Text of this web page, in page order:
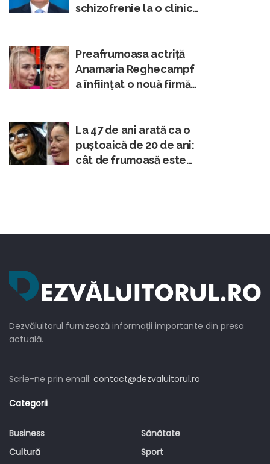
schizofrenie la o clinică
Române
Preafrumoasa actriță
Anamaria Reghecampf
a înfiinţat o nouă firmă
La 47 de ani arată ca o
puștoaică de 20 de ani:
cât de frumoasă este
Dezvăluitorul furnizează informații importante din presa
actuală.
Scrie-ne prin email: contact@dezvaluitorul.ro
Categorii
Business
Cultură
Sănătate
Sport